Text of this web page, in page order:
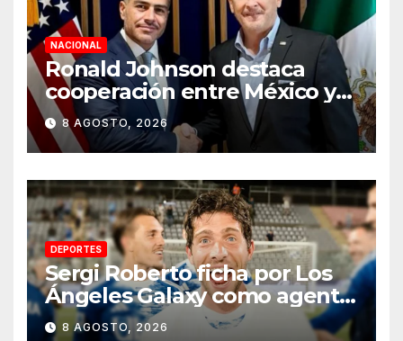
NACIONAL
Ronald Johnson destaca
cooperación entre México y
EU para la seguridad en
región aguacatera de
Michoacán
8 AGOSTO, 2026
DEPORTES
Sergi Roberto ficha por Los
Ángeles Galaxy como agente
libre hasta 2028
8 AGOSTO, 2026